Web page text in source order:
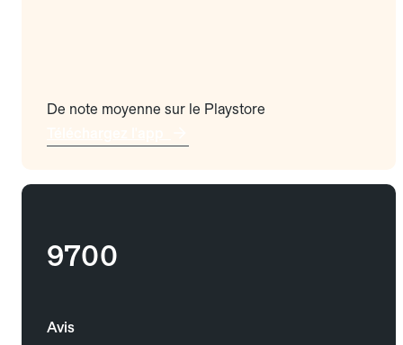
De note moyenne sur le Playstore
9700
Avis